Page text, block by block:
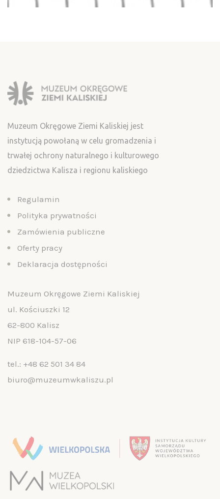
Muzeum Okręgowe Ziemi Kaliskiej jest
instytucją powołaną w celu gromadzenia i
trwałej ochrony naturalnego i kulturowego
dziedzictwa Kalisza i regionu kaliskiego
Regulamin
Polityka prywatności
Zamówienia publiczne
Oferty pracy
Deklaracja dostępności
Muzeum Okręgowe Ziemi Kaliskiej
ul. Kościuszki 12
62-800 Kalisz
NIP 618-104-57-06
tel.: +48 62 501 34 84
biuro@muzeumwkaliszu.pl